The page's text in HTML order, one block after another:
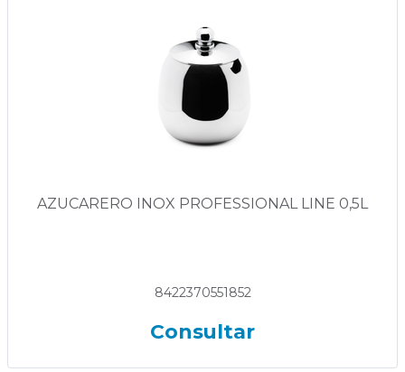
AZUCARERO INOX PROFESSIONAL LINE 0,5L
8422370551852
Consultar